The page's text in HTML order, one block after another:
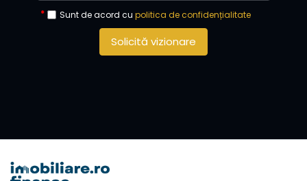
Sunt de acord cu politica de confidențialitate
Solicită vizionare